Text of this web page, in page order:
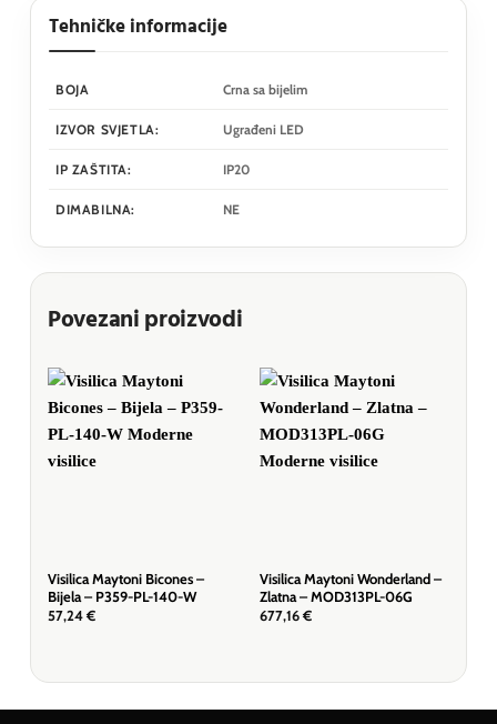
Tehničke informacije
BOJA Crna sa bijelim
IZVOR SVJETLA: Ugrađeni LED
IP ZAŠTITA: IP20
DIMABILNA: NE
Povezani proizvodi
Visilica Maytoni Bicones –
Bijela – P359-PL-140-W
57,24 €
Visilica Maytoni Wonderland –
Zlatna – MOD313PL-06G
677,16 €